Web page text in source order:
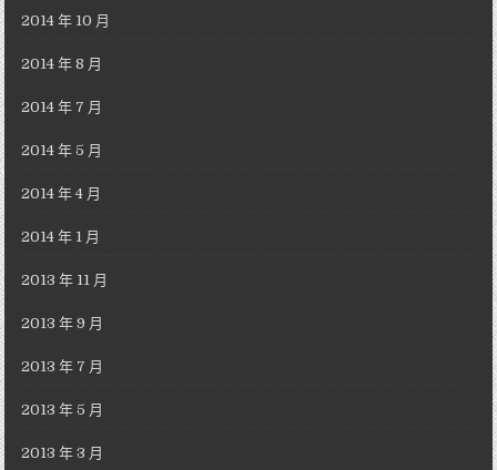
2014 年 10 月
2014 年 8 月
2014 年 7 月
2014 年 5 月
2014 年 4 月
2014 年 1 月
2013 年 11 月
2013 年 9 月
2013 年 7 月
2013 年 5 月
2013 年 3 月